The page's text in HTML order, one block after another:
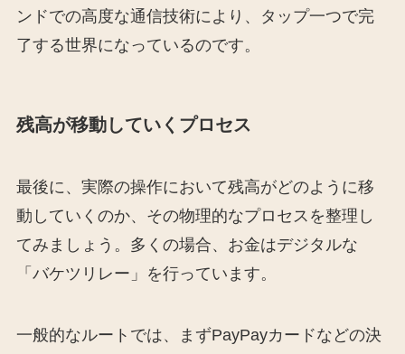
ンドでの高度な通信技術により、タップ一つで完
了する世界になっているのです。
残高が移動していくプロセス
最後に、実際の操作において残高がどのように移
動していくのか、その物理的なプロセスを整理し
てみましょう。多くの場合、お金はデジタルな
「バケツリレー」を行っています。
一般的なルートでは、まずPayPayカードなどの決